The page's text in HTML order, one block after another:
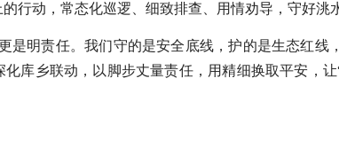
行动，常态化巡逻、细致排查、用情劝导，守好洮
是明责任。我们守的是安全底线，护的是生态红线
库乡联动，以脚步丈量责任，用精细换取平安，